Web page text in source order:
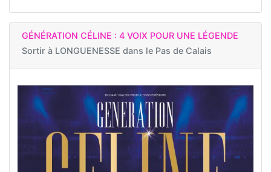
GÉNÉRATION CÉLINE : 4 VOIX POUR UNE LÉGENDE
Sortir à LONGUENESSE dans le Pas de Calais